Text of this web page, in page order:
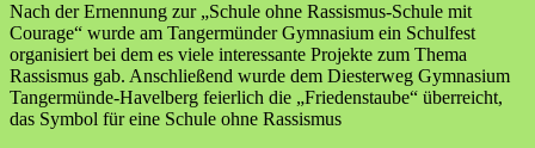
Nach der Ernennung zur „Schule ohne Rassismus-Schule mit
Courage“ wurde am Tangermünder Gymnasium ein Schulfest
organisiert bei dem es viele interessante Projekte zum Thema
Rassismus gab. Anschließend wurde dem Diesterweg Gymnasium
Tangermünde-Havelberg feierlich die „Friedenstaube“ überreicht,
das Symbol für eine Schule ohne Rassismus